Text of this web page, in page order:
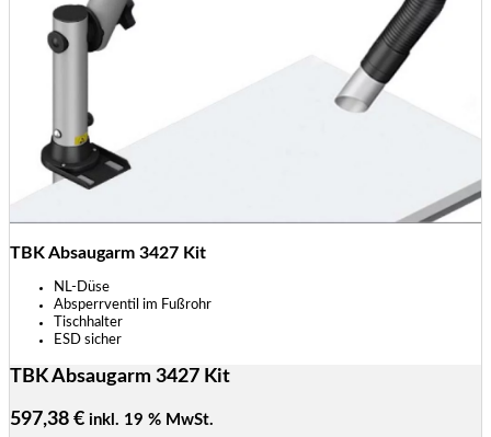
TBK Absaugarm 3427 Kit
NL-Düse
Absperrventil im Fußrohr
Tischhalter
ESD sicher
TBK Absaugarm 3427 Kit
597,38 € inkl. 19 % MwSt.